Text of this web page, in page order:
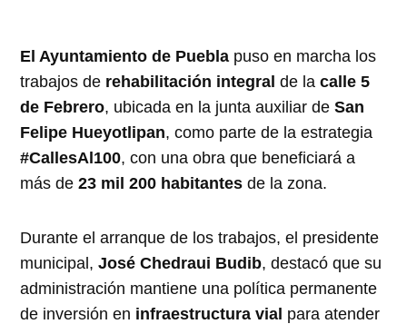
El Ayuntamiento de Puebla puso en marcha los
trabajos de rehabilitación integral de lacalle 5
de Febrero, ubicada en la junta auxiliar deSan
Felipe Hueyotlipan, como parte de la estrategia
#CallesAl100, con una obra que beneficiará a
más de23 mil 200 habitantes de la zona.
Durante el arranque de los trabajos, el presidente
municipal,José Chedraui Budib, destacó que su
administración mantiene una política permanente
de inversión en infraestructura vial para atender